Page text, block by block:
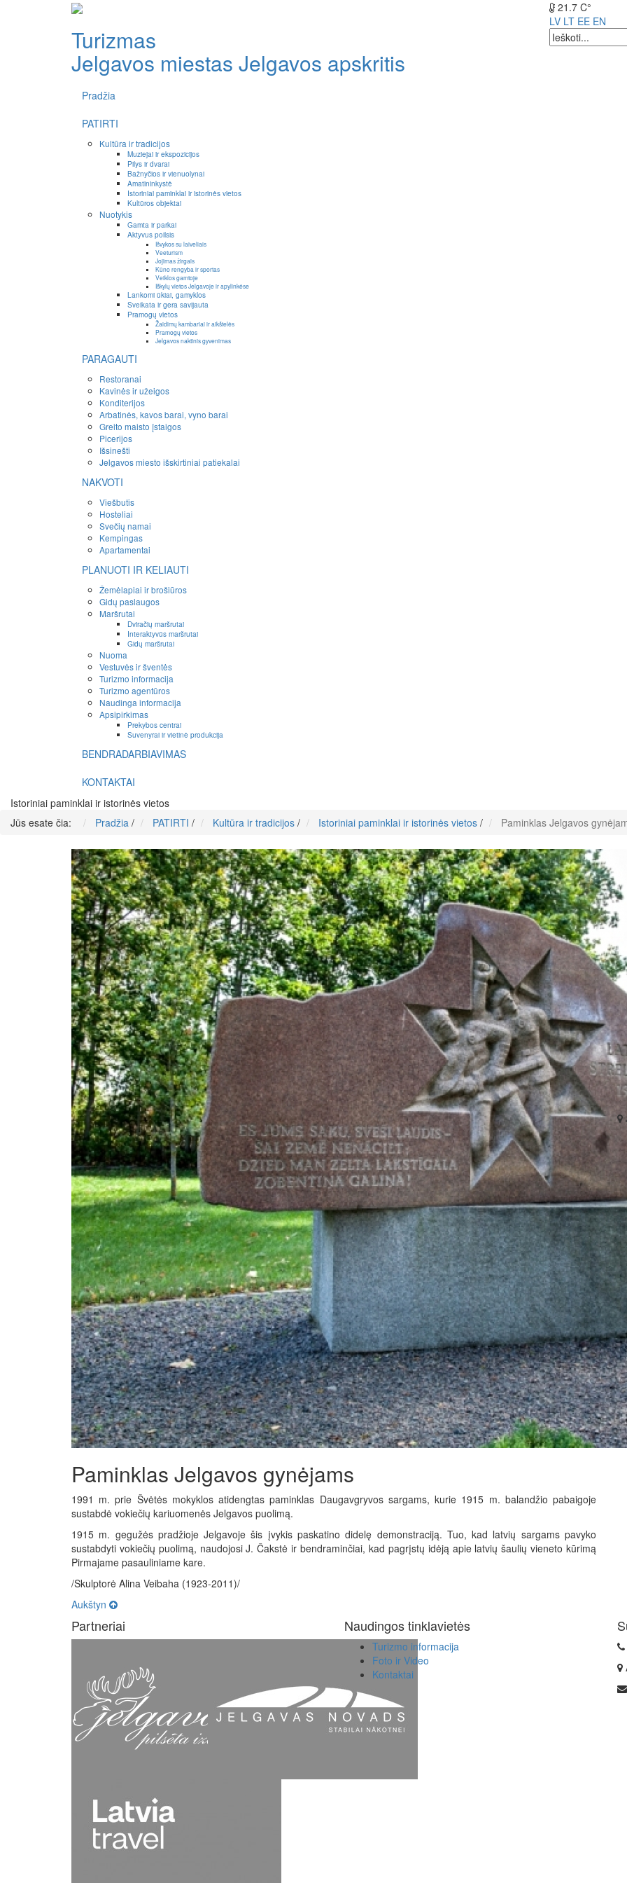
Turizmas
Jelgavos miestas Jelgavos apskritis
21.7 C°
LV LT EE EN
Pradžia
PATIRTI
Kultūra ir tradicijos
Muziejai ir ekspozicijos
Pilys ir dvarai
Bažnyčios ir vienuolynai
Amatininkystė
Istoriniai paminklai ir istorinės vietos
Kultūros objektai
Nuotykis
Gamta ir parkai
Aktyvus poilsis
Išvykos su laiveliais
Veeturism
Jojimas žirgais
Kūno rengyba ir sportas
Veiklos gamtoje
Iškylų vietos Jelgavoje ir apylinkėse
Lankomi ūkiai, gamyklos
Sveikata ir gera savijauta
Pramogų vietos
Žaidimų kambariai ir aikštelės
Pramogų vietos
Jelgavos naktinis gyvenimas
PARAGAUTI
Restoranai
Kavinės ir užeigos
Konditerijos
Arbatinės, kavos barai, vyno barai
Greito maisto įstaigos
Picerijos
Išsinešti
Jelgavos miesto išskirtiniai patiekalai
NAKVOTI
Viešbutis
Hosteliai
Svečių namai
Kempingas
Apartamentai
PLANUOTI IR KELIAUTI
Žemėlapiai ir brošiūros
Gidų paslaugos
Maršrutai
Dviračių maršrutai
Interaktyvūs maršrutai
Gidų maršrutai
Nuoma
Vestuvės ir šventės
Turizmo informacija
Turizmo agentūros
Naudinga informacija
Apsipirkimas
Prekybos centrai
Suvenyrai ir vietinė produkcija
BENDRADARBIAVIMAS
KONTAKTAI
Istoriniai paminklai ir istorinės vietos
Jūs esate čia:
Pradžia / PATIRTI / Kultūra ir tradicijos / Istoriniai paminklai ir istorinės vietos / Paminklas Jelgavos
Paminklas Jelgavos gynėjams
1991 m. prie Švėtės mokyklos atidengtas paminklas Daugavgryvos sargams, kurie 1915 m. balandžio pabaigoje
sustabdė vokiečių kariuomenės Jelgavos puolimą.
1915 m. gegužės pradžioje Jelgavoje šis įvykis paskatino didelę demonstraciją. Tuo, kad latvių sargams pavyko
sustabdyti vokiečių puolimą, naudojosi J. Čakstė ir bendraminčiai, kad pagrįstų idėją apie latvių šaulių vieneto kūrimą
Pirmajame pasauliniame kare.
/Skulptorė Alina Veibaha (1923-2011)/
Aukštyn
Partneriai Naudingos tinklavietės
Turizmo informacija
Foto ir Video
Kontaktai